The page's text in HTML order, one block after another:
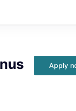
Apply